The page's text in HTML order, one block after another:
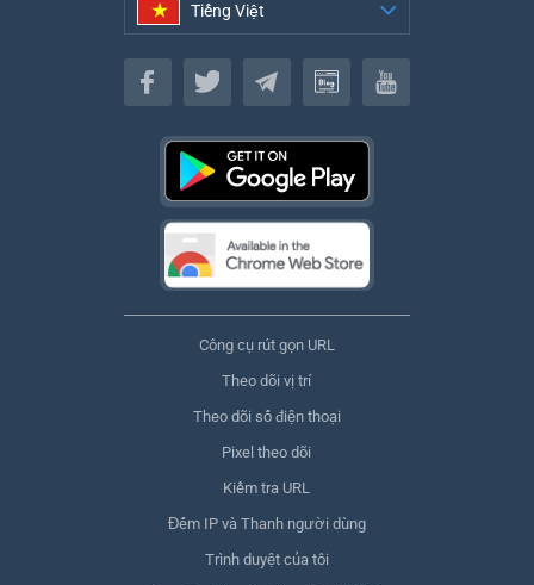
Tiếng Việt
Tiếng Việt
Công cụ rút gọn URL
Theo dõi vị trí
Theo dõi số điện thoại
Pixel theo dõi
Kiểm tra URL
Đếm IP và Thanh người dùng
Trình duyệt của tôi